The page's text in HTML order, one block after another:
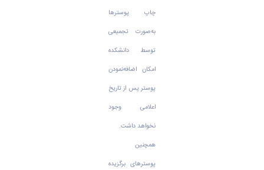
چاپ پوسترها
به‌صورت تجمیعی
توسط دانشکده
امکان اضافه‌نمودن
پوستر پس از تاریخ
اعلامی وجود
نخواهد داشت.
همچنین
پوسترهای برگزیده